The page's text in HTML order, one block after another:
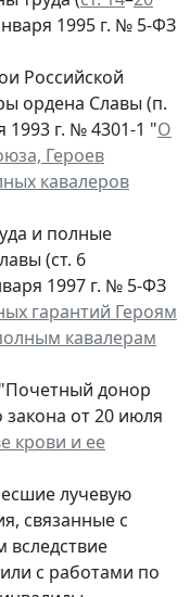
1995 г. № 5-ФЗ
Российской
ордена Славы (п.
1993 г. № 4301-1 "О
Героев
кавалеров
и полные
(ст. 6
1997 г. № 5-ФЗ
гарантий Героям
кавалерам
донор
закона от 20 июля
крови и ее
лучевую
связанные с
с работами по